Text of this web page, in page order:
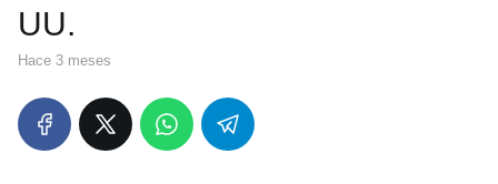
UU.
hace 3 meses